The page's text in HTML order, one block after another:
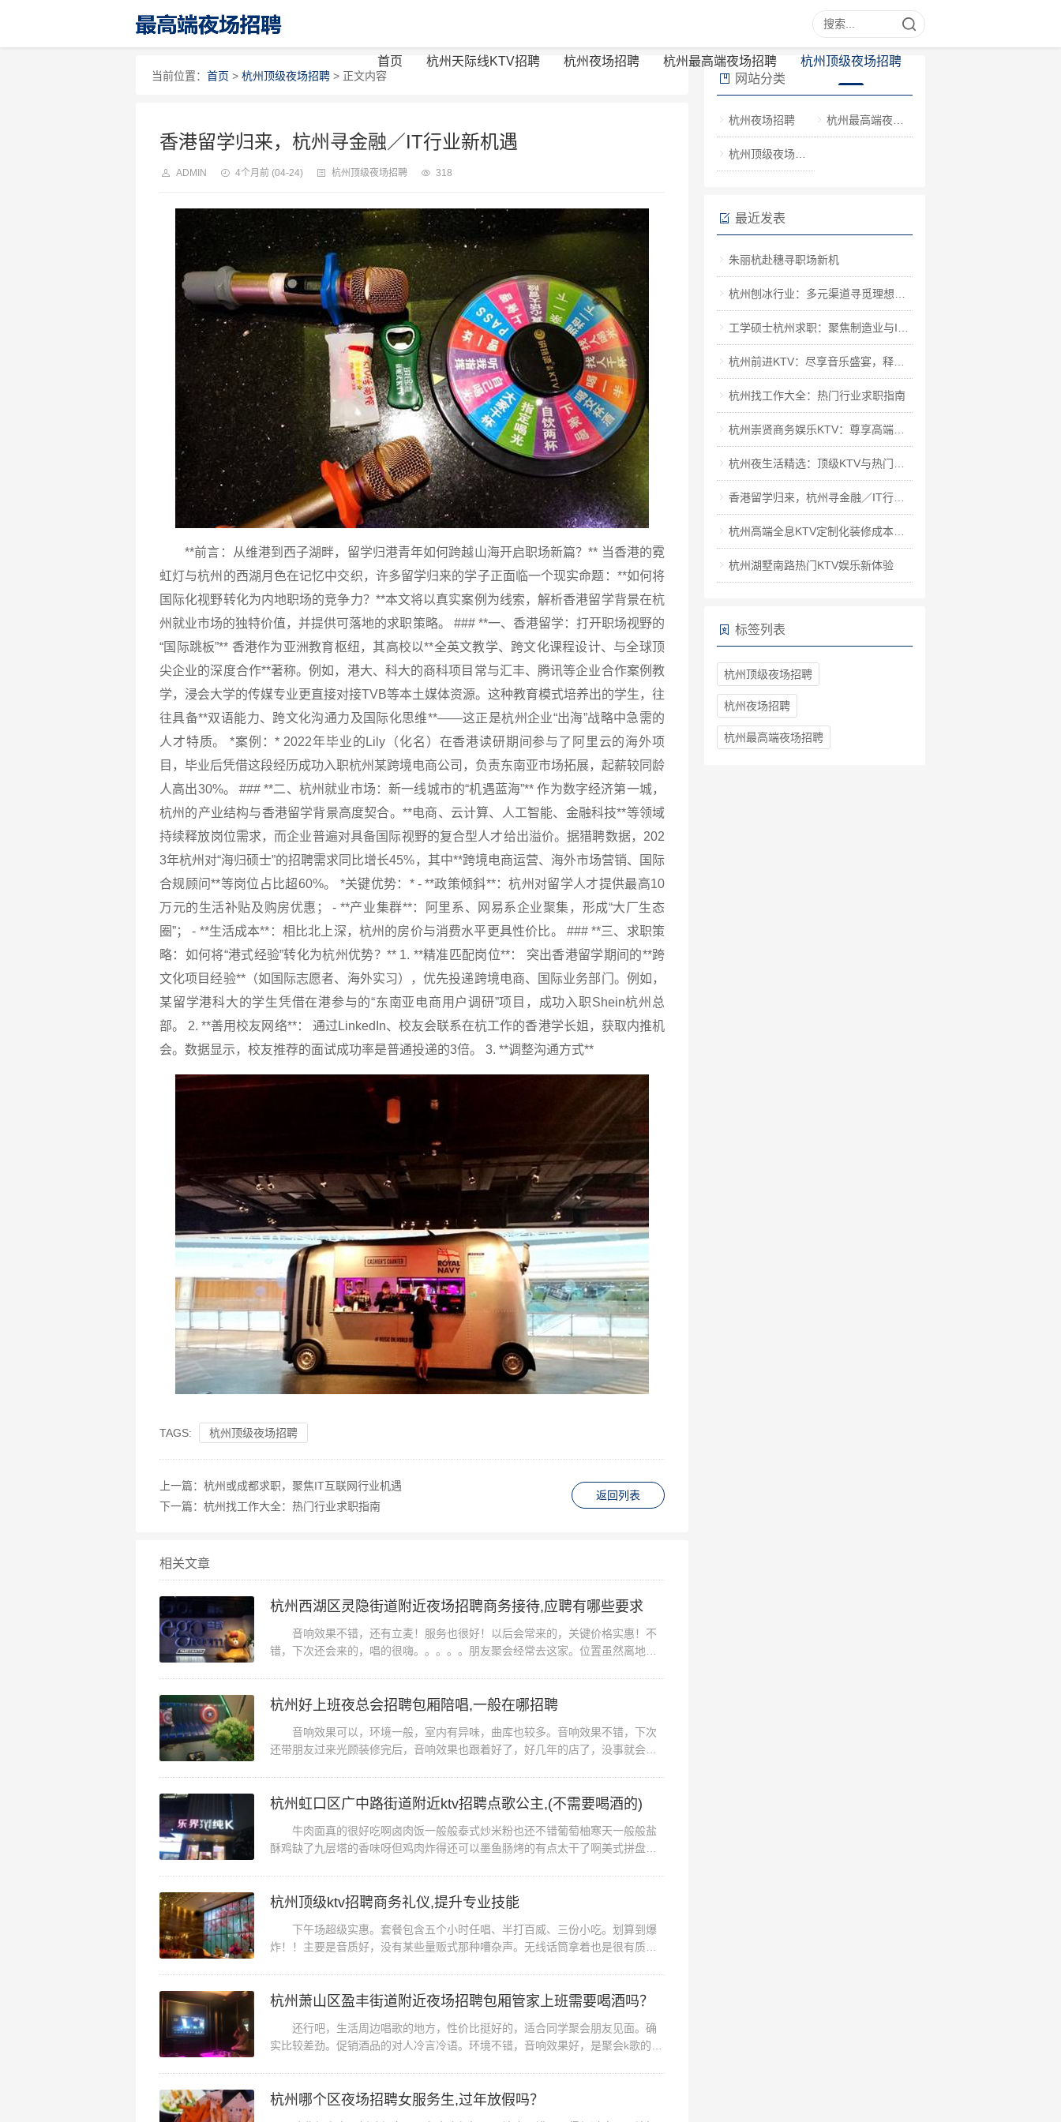
首页 杭州天际线KTV招聘 杭州夜场招聘 杭州最高端夜场招聘 杭州顶级夜场招聘
当前位置： 首页 > 杭州顶级夜场招聘 > 正文内容
香港留学归来，杭州寻金融／IT行业新机遇
ADMIN 4个月前 (04-24) 杭州顶级夜场招聘 318
**前言：从维港到西子湖畔，留学归港青年如何跨越山海开启职场新篇？** 当香港的霓
虹灯与杭州的西湖月色在记忆中交织，许多留学归来的学子正面临一个现实命题：**如何将
国际化视野转化为内地职场的竞争力？**本文将以真实案例为线索，解析香港留学背景在杭
州就业市场的独特价值，并提供可落地的求职策略。 ### **一、香港留学：打开职场视野的
“国际跳板”** 香港作为亚洲教育枢纽，其高校以**全英文教学、跨文化课程设计、与全球顶
尖企业的深度合作**著称。例如，港大、科大的商科项目常与汇丰、腾讯等企业合作案例教
学，浸会大学的传媒专业更直接对接TVB等本土媒体资源。这种教育模式培养出的学生，往
往具备**双语能力、跨文化沟通力及国际化思维**——这正是杭州企业“出海”战略中急需的
人才特质。 *案例：* 2022年毕业的Lily（化名）在香港读研期间参与了阿里云的海外项
目，毕业后凭借这段经历成功入职杭州某跨境电商公司，负责东南亚市场拓展，起薪较同龄
人高出30%。 ### **二、杭州就业市场：新一线城市的“机遇蓝海”** 作为数字经济第一城，
杭州的产业结构与香港留学背景高度契合。**电商、云计算、人工智能、金融科技**等领域
持续释放岗位需求，而企业普遍对具备国际视野的复合型人才给出溢价。据猎聘数据，202
3年杭州对“海归硕士”的招聘需求同比增长45%，其中**跨境电商运营、海外市场营销、国际
合规顾问**等岗位占比超60%。 *关键优势：* - **政策倾斜**：杭州对留学人才提供最高10
万元的生活补贴及购房优惠； - **产业集群**：阿里系、网易系企业聚集，形成“大厂生态
圈”； - **生活成本**：相比北上深，杭州的房价与消费水平更具性价比。 ### **三、求职策
略：如何将“港式经验”转化为杭州优势？** 1. **精准匹配岗位**： 突出香港留学期间的**跨
文化项目经验**（如国际志愿者、海外实习），优先投递跨境电商、国际业务部门。例如，
某留学港科大的学生凭借在港参与的“东南亚电商用户调研”项目，成功入职Shein杭州总
部。 2. **善用校友网络**： 通过LinkedIn、校友会联系在杭工作的香港学长姐，获取内推机
会。数据显示，校友推荐的面试成功率是普通投递的3倍。 3. **调整沟通方式**
TAGS: 杭州顶级夜场招聘
返回列表
上一篇： 杭州或成都求职，聚焦IT互联网行业机遇
下一篇： 杭州找工作大全：热门行业求职指南
相关文章
杭州西湖区灵隐街道附近夜场招聘商务接待,应聘有哪些要求
音响效果不错，还有立麦！服务也很好！以后会常来的，关键价格实惠！不
错，下次还会来的，唱的很嗨。。。。。朋友聚会经常去这家。位置虽然离地铁
杭州好上班夜总会招聘包厢陪唱,一般在哪招聘
音响效果可以，环境一般，室内有异味，曲库也较多。音响效果不错，下次
还带朋友过来光顾装修完后，音响效果也跟着好了，好几年的店了，没事就会约
杭州虹口区广中路街道附近ktv招聘点歌公主,(不需要喝酒的)
牛肉面真的很好吃啊卤肉饭一般般泰式炒米粉也还不错葡萄柚寒天一般般盐
酥鸡缺了九层塔的香味呀但鸡肉炸得还可以墨鱼肠烤的有点太干了啊美式拼盘就
杭州顶级ktv招聘商务礼仪,提升专业技能
下午场超级实惠。套餐包含五个小时任唱、半打百威、三份小吃。划算到爆
炸！！主要是音质好，没有某些量贩式那种嘈杂声。无线话筒拿着也是很有质感
杭州萧山区盈丰街道附近夜场招聘包厢管家上班需要喝酒吗？
还行吧，生活周边唱歌的地方，性价比挺好的，适合同学聚会朋友见面。确
实比较差劲。促销酒品的对人冷言冷语。环境不错，音响效果好，是聚会k歌的首
杭州哪个区夜场招聘女服务生,过年放假吗？
网站分类
杭州夜场招聘 杭州最高端夜场招聘
杭州顶级夜场招聘
最近发表
朱丽杭赴穗寻职场新机
杭州刨冰行业：多元渠道寻觅理想工作
工学硕士杭州求职：聚焦制造业与IT行业机遇
杭州前进KTV：尽享音乐盛宴，释放都市激情
杭州找工作大全：热门行业求职指南
杭州崇贤商务娱乐KTV：尊享高端唱享，尽揽繁华夜色
杭州夜生活精选：顶级KTV与热门酒吧对比指南
香港留学归来，杭州寻金融／IT行业新机遇
杭州高端全息KTV定制化装修成本解析
杭州湖墅南路热门KTV娱乐新体验
标签列表
杭州顶级夜场招聘
杭州夜场招聘
杭州最高端夜场招聘